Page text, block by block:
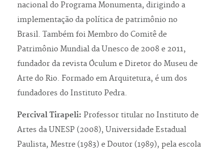
nacional do Programa Monumenta, dirigindo a
implementação da política de patrimônio no
Brasil. Também foi Membro do Comitê de
Patrimônio Mundial da Unesco de 2008 e 2011,
fundador da revista Óculum e Diretor do Museu de
Arte do Rio. Formado em Arquitetura, é um dos
fundadores do Instituto Pedra.
Percival Tirapeli: Professor titular no Instituto de
Artes da UNESP (2008), Universidade Estadual
Paulista, Mestre (1983) e Doutor (1989), pela escola